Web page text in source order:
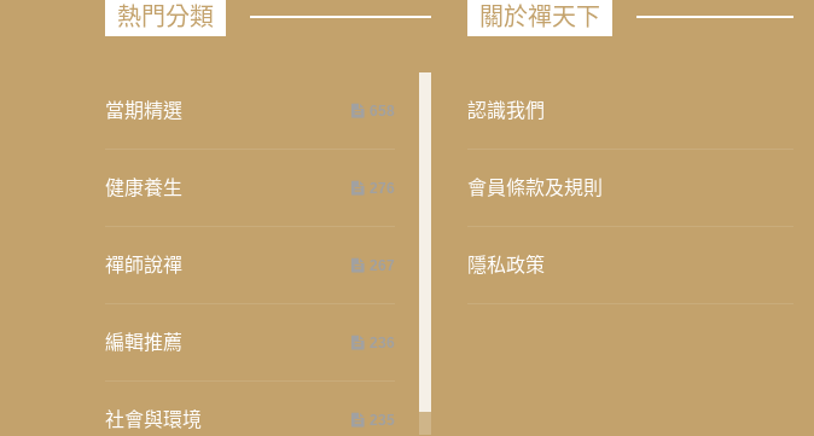
熱門分類
當期精選 658
健康養生 276
禪師說禪 267
編輯推薦 236
社會與環境 235
關於禪天下
認識我們
會員條款及規則
隱私政策